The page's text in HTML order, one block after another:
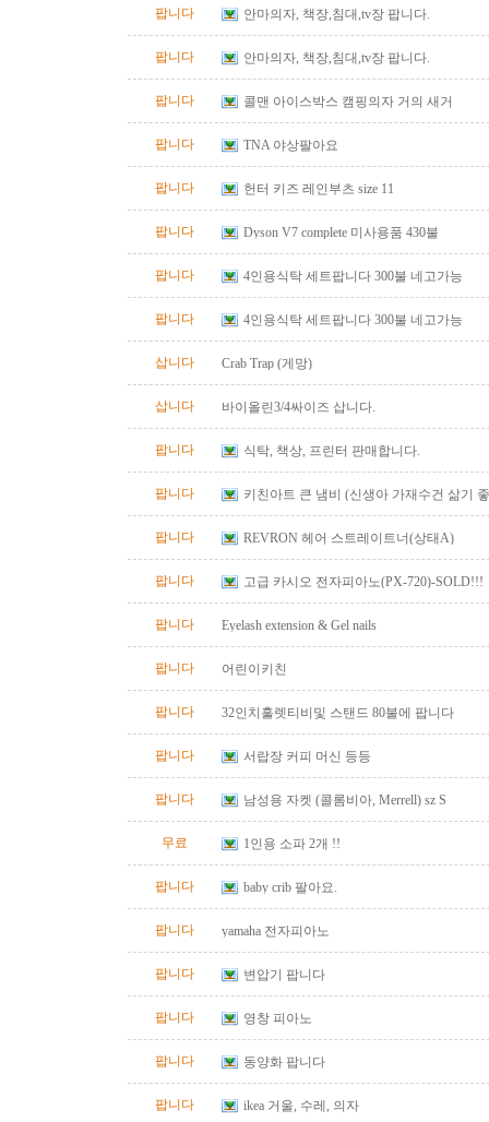
팝니다 안마의자, 책장,침대,tv장 팝니다.
팝니다 안마의자, 책장,침대,tv장 팝니다.
팝니다 콜맨 아이스박스 캠핑의자 거의 새거
팝니다 TNA 야상팔아요
팝니다 헌터 키즈 레인부츠 size 11
팝니다 Dyson V7 complete 미사용품 430불
팝니다 4인용식탁 세트팝니다 300불 네고가능
팝니다 4인용식탁 세트팝니다 300불 네고가능
삽니다 Crab Trap (게망)
삽니다 바이올린3/4싸이즈 삽니다.
팝니다 식탁, 책상, 프린터 판매합니다.
팝니다 키친아트 큰 냄비 (신생아 가재수건 삶기
팝니다 REVRON 헤어 스트레이트너(상태A)
팝니다 고급 카시오 전자피아노(PX-720)-SOLD!!!
팝니다 Eyelash extension & Gel nails
팝니다 어린이키친
팝니다 32인치훌렛티비및 스탠드 80불에 팝니다
팝니다 서랍장 커피 머신 등등
팝니다 남성용 자켓 (콜롬비아, Merrell) sz S
무료 1인용 소파 2개 !!
팝니다 baby crib 팔아요.
팝니다 yamaha 전자피아노
팝니다 변압기 팝니다
팝니다 영창 피아노
팝니다 동양화 팝니다
팝니다 ikea 거울, 수레, 의자